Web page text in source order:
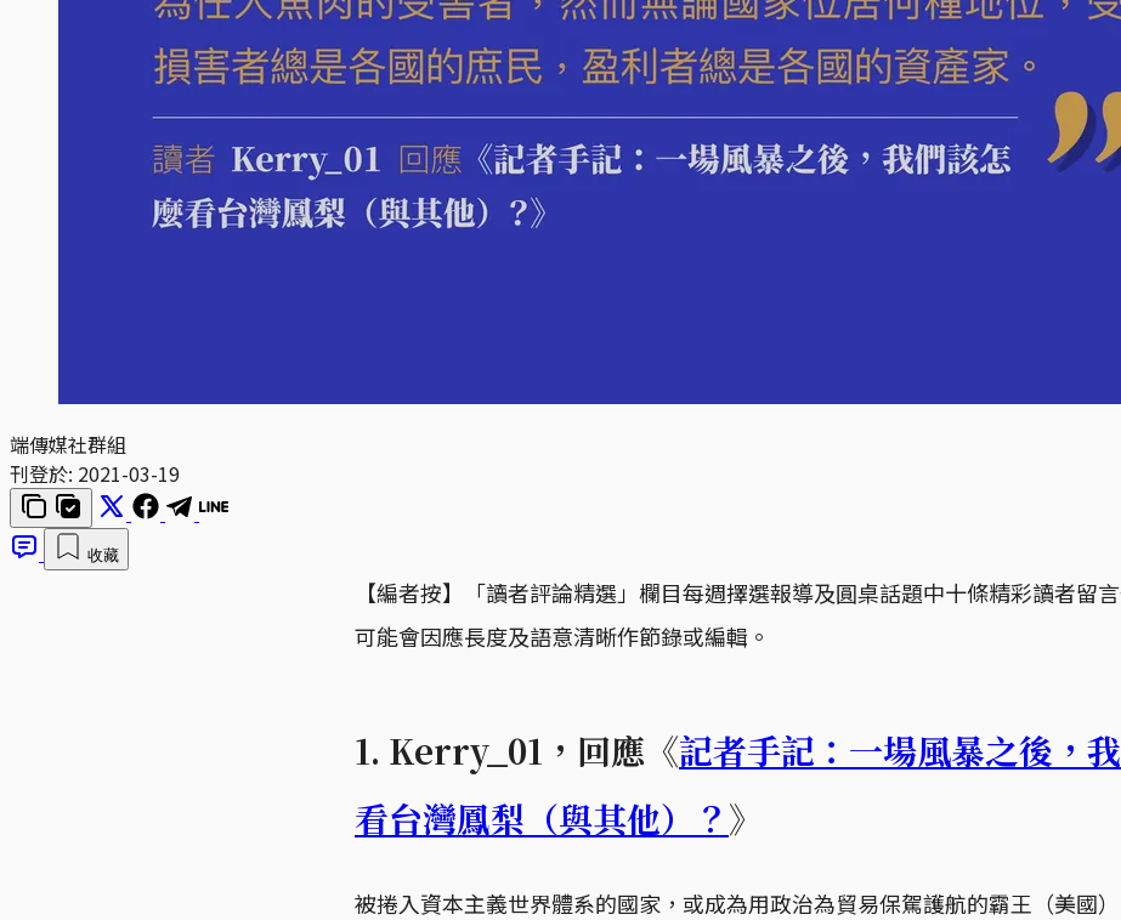
端傳媒社群組
刊登於: 2021-03-19
收藏
【編者按】「讀者評論精選」欄目每週擇選報導及圓桌話題中十條精彩讀者留
可能會因應長度及語意清晰作節錄或編輯。
1. Kerry_01，回應《記者手記：一場風暴之後，
看台灣鳳梨（與其他）？ 》
被捲入資本主義世界體系的國家，或成為用政治為貿易保駕護航的霸王（美國